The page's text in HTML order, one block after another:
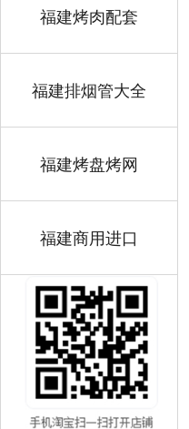
福建烤肉配套
福建排烟管大全
福建烤盘烤网
福建商用进口